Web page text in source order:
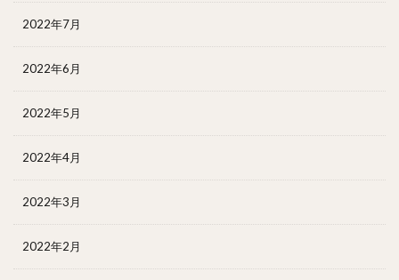
2022年7月
2022年6月
2022年5月
2022年4月
2022年3月
2022年2月